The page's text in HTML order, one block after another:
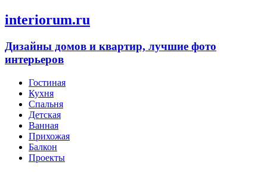
interiorum.ru
Дизайны домов и квартир, лучшие фото
интерьеров
Гостиная
Кухня
Спальня
Детская
Ванная
Прихожая
Балкон
Проекты